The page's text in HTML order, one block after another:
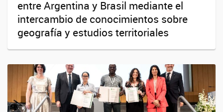
entre Argentina y Brasil mediante el
intercambio de conocimientos sobre
geografía y estudios territoriales